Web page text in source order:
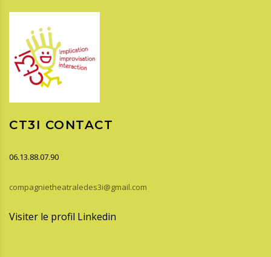
CT3I CONTACT
06.13.88.07.90
compagnietheatraledes3i@gmail.com
Visiter le profil Linkedin